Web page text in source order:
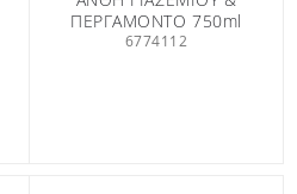
ΠΕΡΓΑΜΟΝΤΟ 750ml
ΤΟΝΩΤΙΚΟ ΑΦΡΟΛΟΥΤΡΟ
6774112